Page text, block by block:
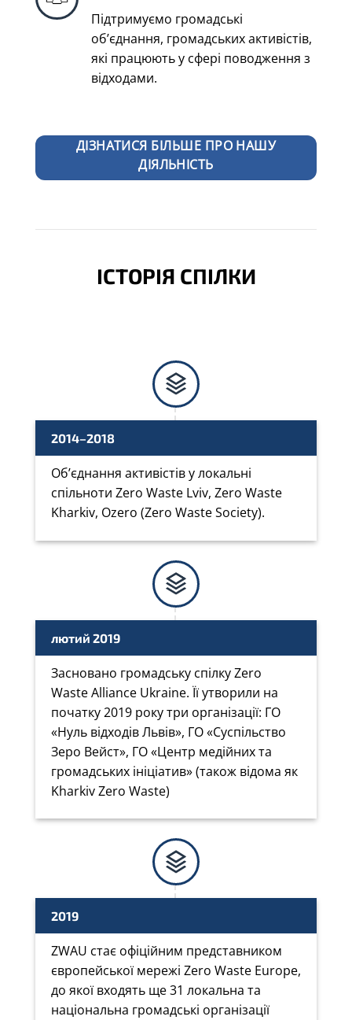
Підтримуємо громадські
об’єднання, громадських активістів,
які працюють у сфері поводження з
відходами.
ДІЗНАТИСЯ БІЛЬШЕ ПРО НАШУ
ДІЯЛЬНІСТЬ
ІСТОРІЯ СПІЛКИ
2014–2018
Об’єднання активістів у локальні
спільноти Zero Waste Lviv, Zero Waste
Kharkiv, Ozero (Zero Waste Society).
лютий 2019
Засновано громадську спілку Zero
Waste Alliance Ukraine. Її утворили на
початку 2019 року три організації: ГО
«Нуль відходів Львів», ГО «Суспільство
Зеро Вейст», ГО «Центр медійних та
громадських ініціатив» (також відома як
Kharkiv Zero Waste)
2019
ZWAU стає офіційним представником
європейської мережі Zero Waste Europe,
до якої входять ще 31 локальна та
національна громадські організації